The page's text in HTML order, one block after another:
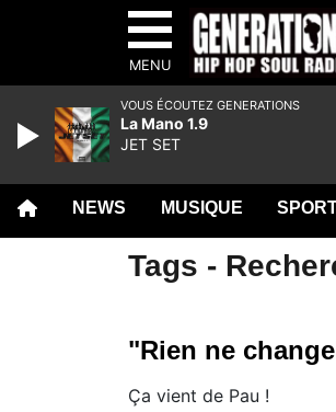
MENU
NEWS MUSIQUE
Tags -
"Rien ne
Ça vient de Pau !
VOUS ÉCOUTEZ GENERATIONS
La Mano 1.9
JET SET